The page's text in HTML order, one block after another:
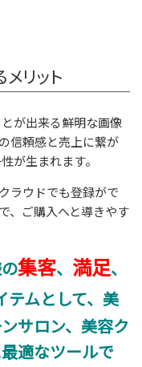
リット
が出来る鮮明な画像
信頼感と売上に繋が
が生まれます。
ラウドでも登録がで
、ご購入へと導きやす
集客、 満足、
ムとして、 美
サロン、美容ク
適なツールで